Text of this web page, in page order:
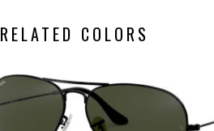
RELATED COLORS